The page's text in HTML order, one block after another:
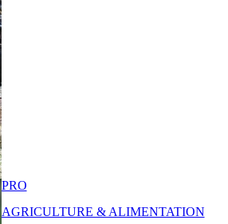
PRO
AGRICULTURE & ALIMENTATION